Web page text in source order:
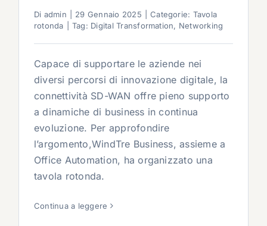
Di admin 29 Gennaio 2025 Categorie: Tavola
rotonda
Tag: Digital Transformation, Networking
Capace di supportare le aziende nei
diversi percorsi di innovazione digitale, la
connettività SD-WAN offre pieno supporto
a dinamiche di business in continua
evoluzione. Per approfondire
l’argomento,WindTre Business, assieme a
Office Automation, ha organizzato una
tavola rotonda.
Continua a leggere